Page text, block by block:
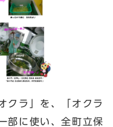
クラ」を、「オクラ
部に使い、全町立保